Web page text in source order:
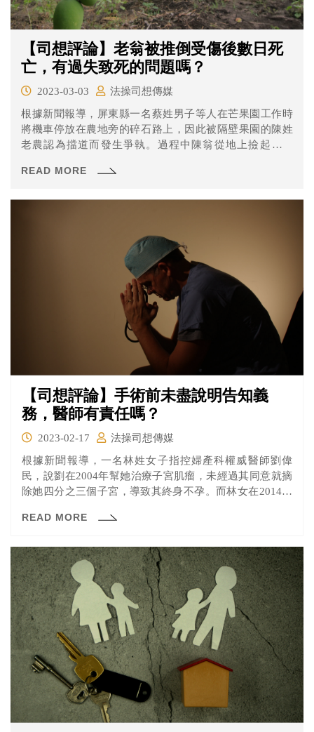
【司想評論】老翁被推倒受傷後數日死
亡，有過失致死的問題嗎？
2023-03-03
法操司想傳媒
根據新聞報導，屏東縣一名蔡姓男子等人在芒果園工作時
將機車停放在農地旁的碎石路上，因此被隔壁果園的陳姓
老農認為擋道而發生爭執。過程中陳翁從地上撿起大石
大腿骨折。 陳翁經送醫治療後原本並無大礙，沒想到在出
READ MORE
【司想評論】手術前未盡說明告知義
務，醫師有責任嗎？
2023-02-17
法操司想傳媒
根據新聞報導，一名林姓女子指控婦產科權威醫師劉偉
民，說劉在2004年幫她治療子宮肌瘤，未經過其同意就摘
除她四分之三個子宮，導致其終身不孕。而林女在2014年
遺症的情況下就摘除她雙側卵巢，導致其提前進入更年
READ MORE